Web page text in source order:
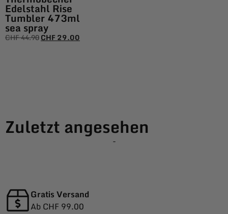
Edelstahl Rise
Tumbler 473ml
sea spray
CHF44.90CHF 29.00
Zuletzt angesehen
-
Gratis Versand
Ab CHF 99.00